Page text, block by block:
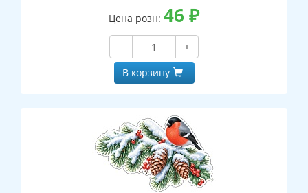
Цена розн: 46 ₽
−
+
В корзину